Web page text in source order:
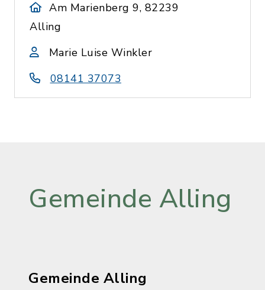
Am Marienberg 9, 82239
Alling
Marie Luise Winkler
08141 37073
Gemeinde Alling
Gemeinde Alling